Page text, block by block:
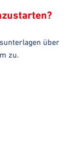
über
zu.